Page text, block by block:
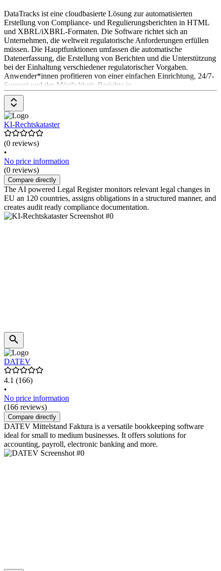
DataTracks ist eine cloudbasierte Lösung zur automatisierten
Erstellung von Compliance- und Regulierungsberichten in HTML
und XBRL/iXBRL-Formaten. Die Software richtet sich an
Unternehmen, die weltweit regulatorische Anforderungen erfüllen
müssen. Die Hauptfunktionen umfassen die automatische
Datenerfassung, die Erstellung von Berichten und die Unterstützung
bei der Einhaltung verschiedener regulatorischer Vorgaben.
Anwender*innen profitieren von einer einfachen Einrichtung, 24/7-
Support und der Möglichkeit, Berichte in
KI-Rechtskataster
(0 reviews)
•
No price information
(0 reviews)
Compare directly
The AI powered Legal Register monitors relevant legal changes in
EU an 120 countries, assigns obligations in a structured manner, and
creates audit ready compliance documentation.
DATEV
4.1 (166)
•
No price information
(166 reviews)
Compare directly
DATEV Mittelstand Faktura is a versatile bookkeeping software
ideal for small to medium businesses. It offers solutions for
accounting, payroll, electronic banking and more.